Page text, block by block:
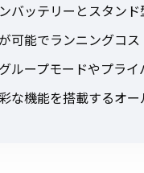
バッテリーとスタン
可能でランニングコス
ループモードやプライ
な機能を搭載するオ